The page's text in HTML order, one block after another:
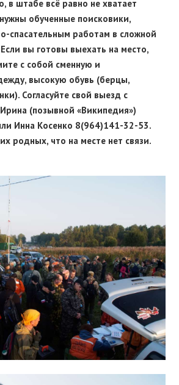
в штабе всё равно не хватает
обученные поисковики,
спасательным работам в сложной
вы готовы выехать на место,
с собой сменную и
высокую обувь (берцы,
Согласуйте свой выезд с
(позывной «Википедия»)
Инна Косенко 8(964)141-32-53.
родных, что на месте нет связи.